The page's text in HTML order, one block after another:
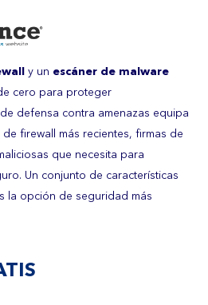
y un escáner de malware
cero para proteger
defensa contra amenazas equipa
firewall más recientes, firmas de
que necesita para
Un conjunto de características
la opción de seguridad más